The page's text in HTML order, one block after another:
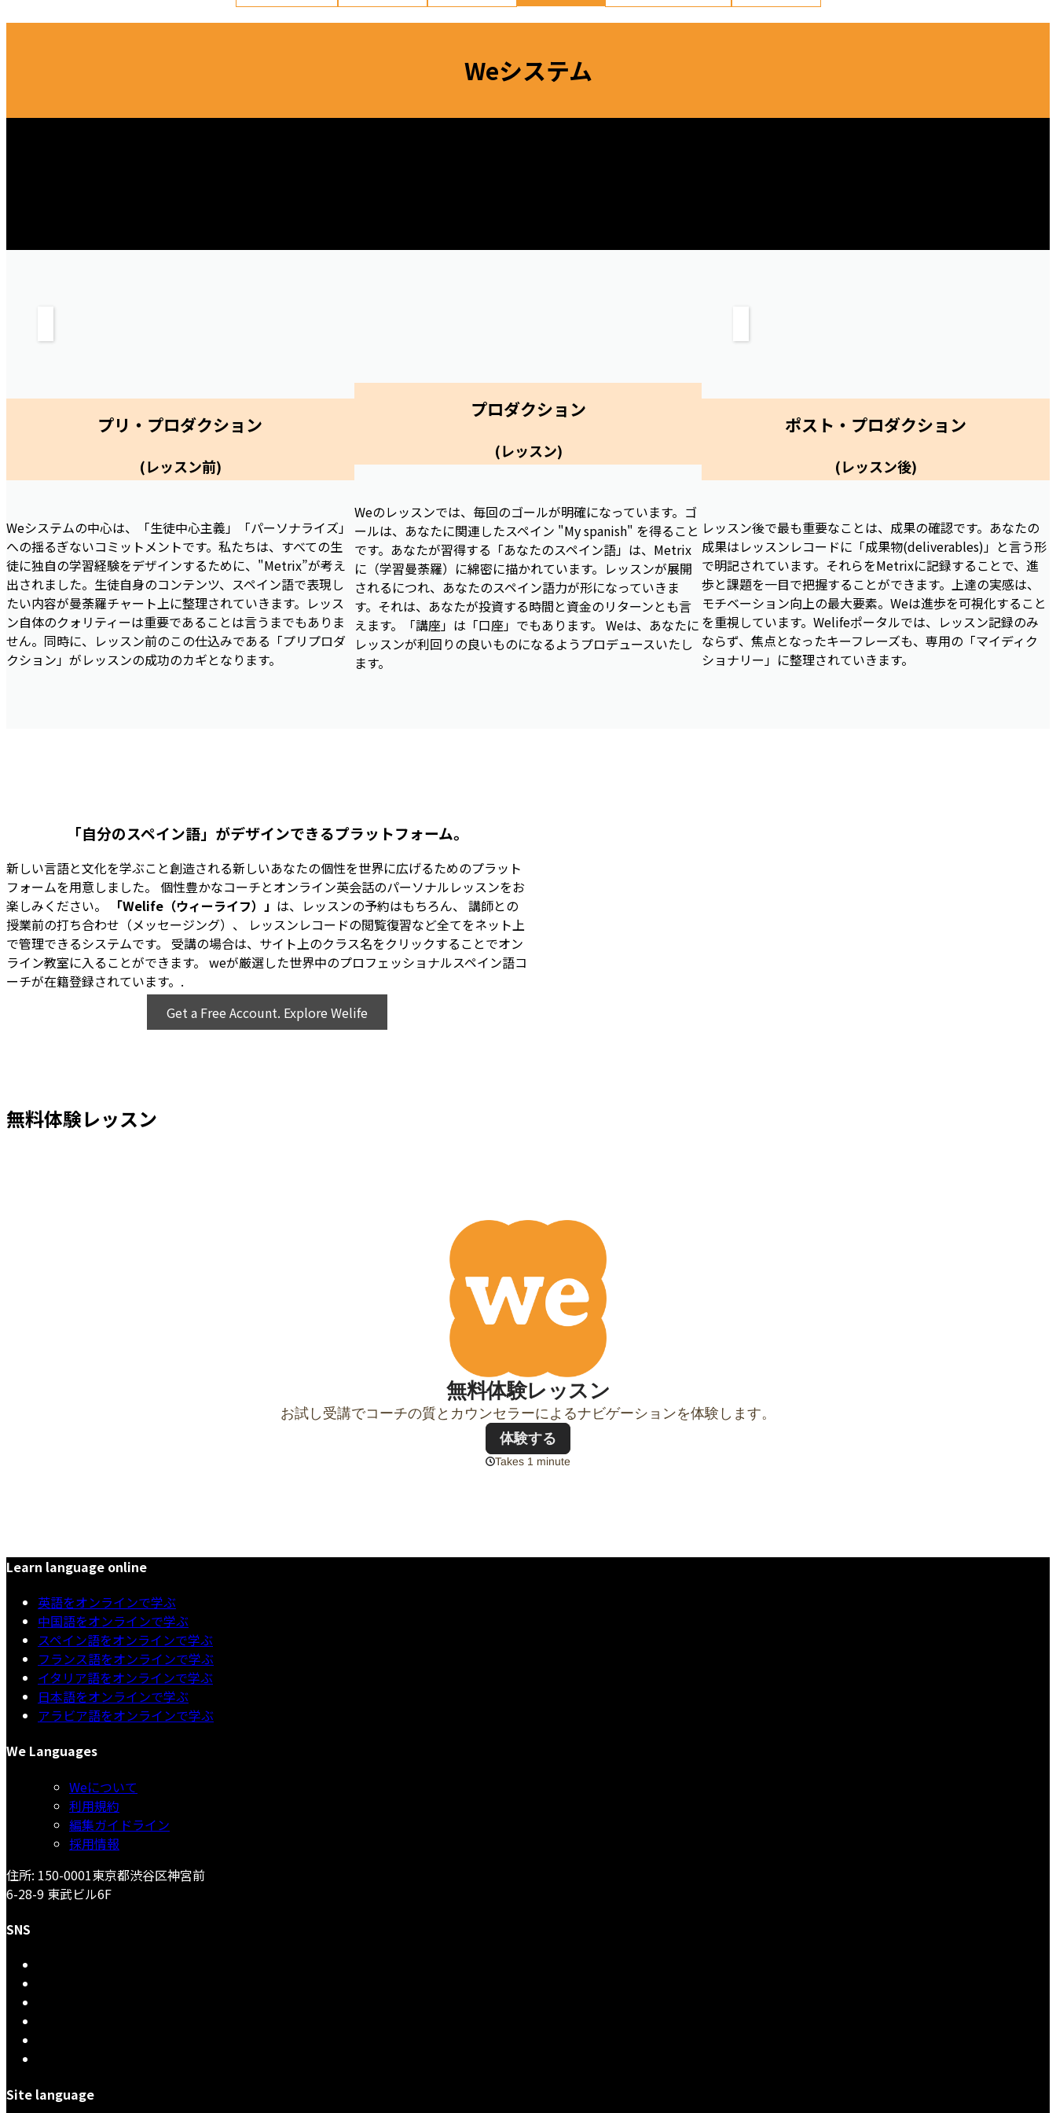
Weシステム
プリ・プロダクション
(レッスン前)
Weシステムの中心は、「生徒中心主義」「パーソナライズ」
への揺るぎないコミットメントです。私たちは、すべての生
徒に独自の学習経験をデザインするために、"Metrix”が考え
出されました。生徒自身のコンテンツ、スペイン語で表現し
たい内容が曼荼羅チャート上に整理されていきます。レッス
ン自体のクォリティーは重要であることは言うまでもありま
せん。同時に、レッスン前のこの仕込みである「プリプロダ
クション」がレッスンの成功のカギとなります。
プロダクション
(レッスン)
Weのレッスンでは、毎回のゴールが明確になっています。ゴ
ールは、あなたに関連したスペイン "My spanish" を得ること
です。あなたが習得する「あなたのスペイン語」は、Metrix
に（学習曼荼羅）に綿密に描かれています。レッスンが展開
されるにつれ、あなたのスペイン語力が形になっていきま
す。それは、あなたが投資する時間と資金のリターンとも言
えます。「講座」は「口座」でもあります。 Weは、あなたに
レッスンが利回りの良いものになるようプロデュースいたし
ます。
ポスト・プロダクション
(レッスン後)
レッスン後で最も重要なことは、成果の確認です。あなたの
成果はレッスンレコードに「成果物(deliverables)」と言う形
で明記されています。それらをMetrixに記録することで、進
歩と課題を一目で把握することができます。上達の実感は、
モチベーション向上の最大要素。Weは進歩を可視化すること
を重視しています。Welifeポータルでは、レッスン記録のみ
ならず、焦点となったキーフレーズも、専用の「マイディク
ショナリー」に整理されていきます。
「自分のスペイン語」がデザインできるプラットフォーム。
新しい言語と文化を学ぶこと創造される新しいあなたの個性を世界に広げるためのプラット
フォームを用意しました。 個性豊かなコーチとオンライン英会話のパーソナルレッスンをお
楽しみください。
「Welife（ウィーライフ）」 は、レッスンの予約はもちろん、 講師との
授業前の打ち合わせ（メッセージング）、 レッスンレコードの閲覧復習など全てをネット上
で管理できるシステムです。 受講の場合は、サイト上のクラス名をクリックすることでオン
ライン教室に入ることができます。 weが厳選した世界中のプロフェッショナルスペイン語コ
ーチが在籍登録されています。 .
Get a Free Account. Explore Welife
無料体験レッスン
Learn language online
英語をオンラインで学ぶ
中国語をオンラインで学ぶ
スペイン語をオンラインで学ぶ
フランス語をオンラインで学ぶ
イタリア語をオンラインで学ぶ
日本語をオンラインで学ぶ
アラビア語をオンラインで学ぶ
We Languages
Weについて
利用規約
編集ガイドライン
採用情報
住所: 150-0001東京都渋谷区神宮前
6-28-9 東武ビル6F
SNS
Site language